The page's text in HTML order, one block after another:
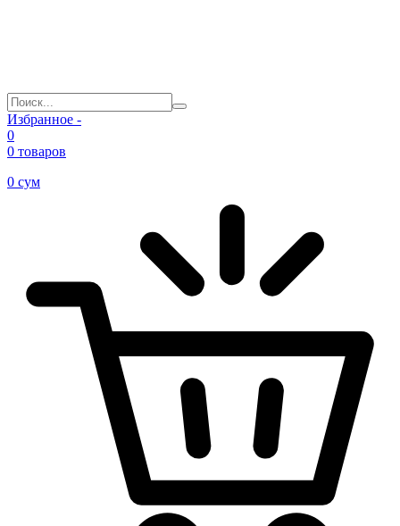
Избранное -
0
0 товаров
0 сум